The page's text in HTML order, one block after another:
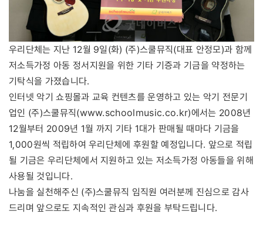
우리단체는 지난 12월 9일(화) (주)스쿨뮤직(대표 안정모)과 함께
저소득가정 아동 정서지원을 위한 기타 기증과 기금을 약정하는
기탁식을 가졌습니다.
인터넷 악기 쇼핑몰과 교육 컨텐츠를 운영하고 있는 악기 전문기
업인 (주)스쿨뮤직(www.schoolmusic.co.kr)에서는 2008년
12월부터 2009년 1월 까지 기타 1대가 판매될 때마다 기금을
1,000원씩 적립하여 우리단체에 후원할 예정입니다. 앞으로 적립
될 기금은 우리단체에서 지원하고 있는 저소득가정 아동들을 위해
사용될 것입니다.
나눔을 실천해주신 (주)스쿨뮤직 임직원 여러분께 진심으로 감사
드리며 앞으로도 지속적인 관심과 후원을 부탁드립니다.